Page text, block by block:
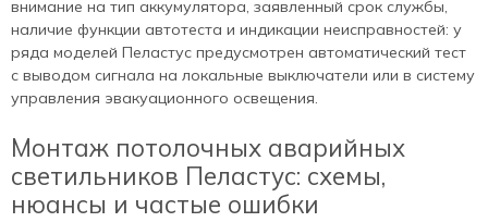
внимание на тип аккумулятора, заявленный срок службы,
наличие функции автотеста и индикации неисправностей: у
ряда моделей Пеластус предусмотрен автоматический тест
с выводом сигнала на локальные выключатели или в систему
управления эвакуационного освещения.
Монтаж потолочных аварийных
светильников Пеластус: схемы,
нюансы и частые ошибки